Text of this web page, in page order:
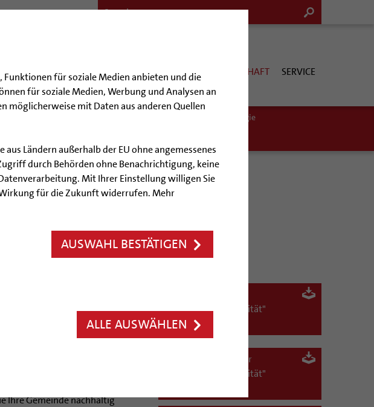
für soziale Medien anbieten und die
für soziale Medien, Werbung und Analysen an
mit Daten aus anderen Quellen
Ländern außerhalb der EU ohne angemessenes
durch Behörden ohne Benachrichtigung, keine
Mit Ihrer Einstellung willigen Sie
für die Zukunft widerrufen. Mehr
AUSWAHL BESTÄTIGEN
ALLE AUSWÄHLEN
& HILFE BILDUNG & KULTUR KIRCHE & GESELLSCHAFT SERVICE
Ökotheologie
mobil und unterwegs – ob zu
mit dem Fahrrad, mit dem Bus, der
oder mit dem E-Auto, zusammen
Ihre Gemeinde nachhaltig
"Nachhaltige Mobilität"
Praxisideen
1.1 Ladeinfrastruktur
"Nachhaltige Mobilität"